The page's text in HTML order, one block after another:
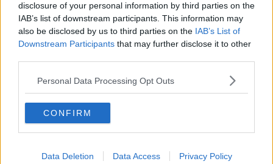
disclosure of your personal information by third parties on the
IAB’s list of downstream participants. This information may
also be disclosed by us to third parties on the IAB’s List of
Downstream Participants that may further disclose it to other
Personal Data Processing Opt Outs
CONFIRM
Data Deletion Data Access Privacy Policy
“Siamo molto orgogliosi di poter aprire la stagione con uno
spettacolo del calibro di ‘Freaks K.’- spiega l’attore aretino Daniele
Marmi, tra i fondatori della Filostoccola - Si colloca a metà strada
tra il teatro e la letteratura dando vita ad un linguaggio artistico
completo che il pubblico aretino saprà apprezzare. Anche
quest’anno abbiamo cercato di mettere a punto una stagione molto
varia, ma di altissima qualità che possa incontrare i gusti di quante
più persone possibili e riavvicinare i più giovani al teatro”.
Tre i racconti di Kafka che si intrecciano nello spettacolo di
Baldinotti: “Undici figli”, “La cantante Josefine” e “La Relazione
trasportare lo spettatore in quello che lo stesso artista fiorentino